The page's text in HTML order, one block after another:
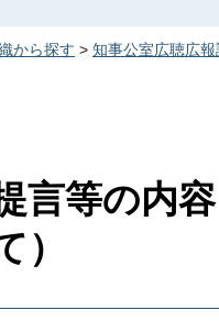
から探す > 知事公室広聴広報
言等の内
）